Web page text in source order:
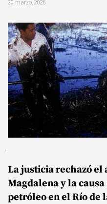
20 marzo, 2026
La justicia rechazó el
Magdalena y la
petróleo en el Río de